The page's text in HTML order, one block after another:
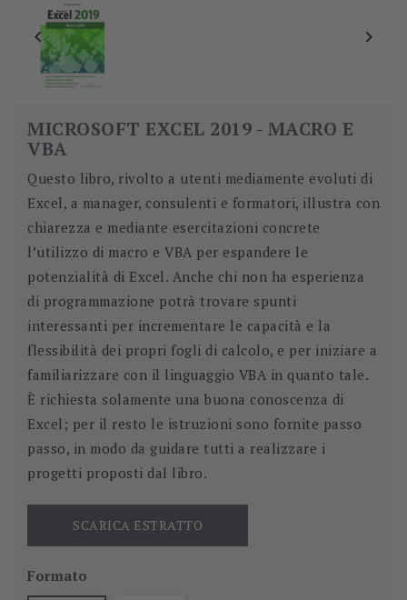
 
MICROSOFT EXCEL 2019 - MACRO E
VBA
Questo libro, rivolto a utenti mediamente evoluti di
Excel, a manager, consulenti e formatori, illustra con
chiarezza e mediante esercitazioni concrete
l’utilizzo di macro e VBA per espandere le
potenzialità di Excel. Anche chi non ha esperienza
di programmazione potrà trovare spunti
interessanti per incrementare le capacità e la
flessibilità dei propri fogli di calcolo, e per iniziare a
familiarizzare con il linguaggio VBA in quanto tale.
È richiesta solamente una buona conoscenza di
Excel; per il resto le istruzioni sono fornite passo
passo, in modo da guidare tutti a realizzare i
progetti proposti dal libro.
SCARICA ESTRATTO
Formato